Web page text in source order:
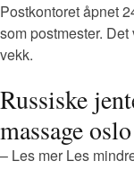
Postkontoret åpnet
som postmester.
vekk.
Russiske
massage oslo
– Les mer Les